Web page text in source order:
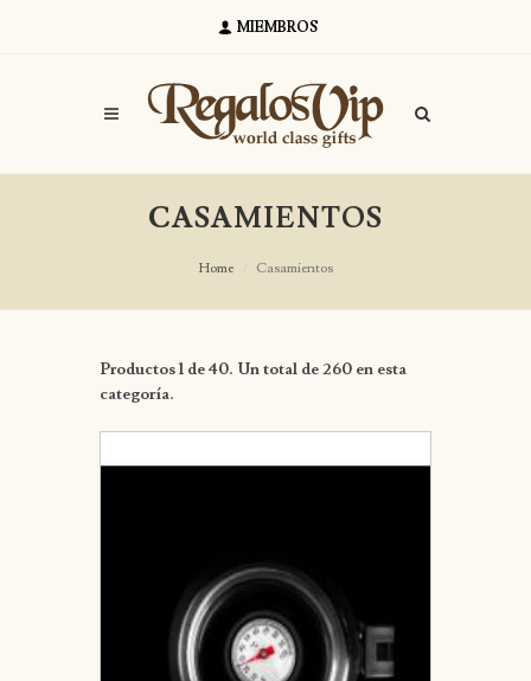
MIEMBROS
CASAMIENTOS
Home Casamientos
Productos 1 de 40. Un total de 260 en esta
categoría.